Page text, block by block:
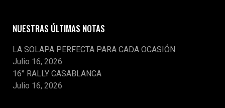
NUESTRAS ÚLTIMAS NOTAS
LA SOLAPA PERFECTA PARA CADA OCASIÓN
Julio 16, 2026
16° RALLY CASABLANCA
Julio 16, 2026